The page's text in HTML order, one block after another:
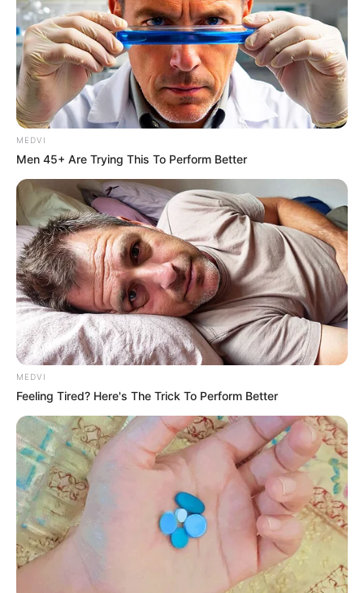
ราศีพฤษภ (15 พ.ค. – 15 มิ.ย.) โดดเด่นในเรื่องของหน้าที่
การงาน ในปีนี้คุณจะมีโอกาสประสบความสำเร็จได้เลื่อนขั้น
เลื่อนตำแหน่ง
ราศีกันย์ (17 ก.ย. – 16 ต.ค.) เป็นช่วงเวลาดีๆที่คุณจะมี
โอกาสเริ่มลงทุนหาช่องทางสร้างรายได้ใหม่ๆ แล้วจะประสบ
ผลสำเร็จดี
ราศีตุลย์ (17 ต.ค. – 15 พ.ย.) เป็นช่วงเวลาที่ใครกำลังคิด
อยากมีบ้าน อยากออกรถป้ายแดง ช่วงนี้คือช่วงเวลาที่
เหมาะสม
ราศีเมษ (13 เม.ย. – 14 พ.ค.) โดดเด่นที่สุดในเรื่องของ
หน้าที่การงาน ใครที่คิดอยากจะบวชช่วงนี้คุณจะได้สมใจ
ปราถนา
The MagicCode
ดวงการเงินช่วงโควิด ดวงช่วงโควิด ดาวพฤหัส ดูดวงรายวัน
ดูดวงรายสัปดาห์ หมอแมน พลังเลข
ABOUT THE AUTHOR
MEDVI
Men 45+ Are Trying This To Perform Better
MEDVI
Feeling Tired? Here's The Trick To Perform Better